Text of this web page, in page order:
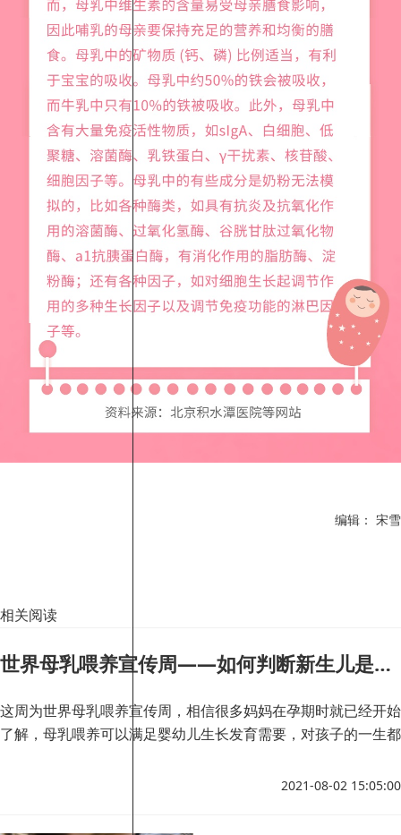
编辑： 宋雪
相关阅读
世界母乳喂养宣传周——如何判断新生儿是否饥饿？
这周为世界母乳喂养宣传周，相信很多妈妈在孕期时就已经开始
了解，母乳喂养可以满足婴幼儿生长发育需要，对孩子的一生都
2021-08-02 15:05:00